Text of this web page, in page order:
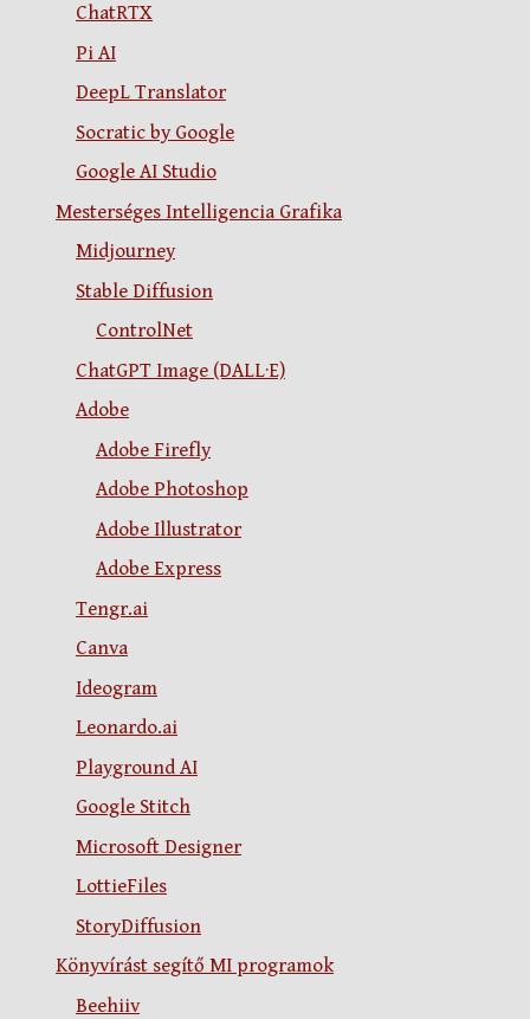
ChatRTX
Pi AI
DeepL Translator
Socratic by Google
Google AI Studio
Mesterséges Intelligencia Grafika
Midjourney
Stable Diffusion
ControlNet
ChatGPT Image (DALL·E)
Adobe
Adobe Firefly
Adobe Photoshop
Adobe Illustrator
Adobe Express
Tengr.ai
Canva
Ideogram
Leonardo.ai
Playground AI
Google Stitch
Microsoft Designer
LottieFiles
StoryDiffusion
Könyvírást segítő MI programok
Beehiiv